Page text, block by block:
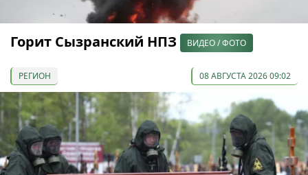
Горит Сызранский НПЗ ВИДЕО / ФОТО
РЕГИОН 08 АВГУСТА 2026 09:02